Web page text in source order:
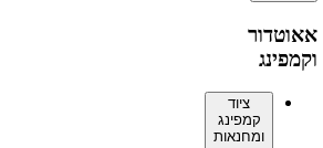
אאוטדור
וקמפינג
ציוד
קמפינג
ומחנאות